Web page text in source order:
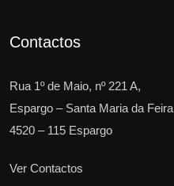
Contactos
Rua 1º de Maio, nº 221 A,
Espargo – Santa Maria da Feira
4520 – 115 Espargo
Ver Contactos